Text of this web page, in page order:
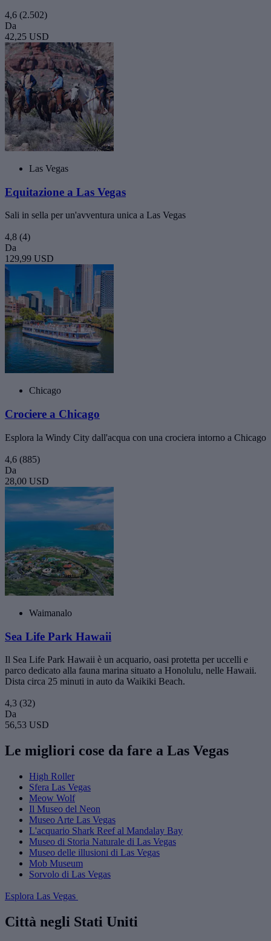
4,6 (2.502)
Da
42,25 USD
Las Vegas
Equitazione a Las Vegas
Sali in sella per un'avventura unica a Las Vegas
4,8 (4)
Da
129,99 USD
Chicago
Crociere a Chicago
Esplora la Windy City dall'acqua con una crociera intorno a Chicago
4,6 (885)
Da
28,00 USD
Waimanalo
Sea Life Park Hawaii
Il Sea Life Park Hawaii è un acquario, oasi protetta per uccelli e
parco dedicato alla fauna marina situato a Honolulu, nelle Hawaii.
Dista circa 25 minuti in auto da Waikiki Beach.
4,3 (32)
Da
56,53 USD
Le migliori cose da fare a Las Vegas
High Roller
Sfera Las Vegas
Meow Wolf
Il Museo del Neon
Museo Arte Las Vegas
L'acquario Shark Reef al Mandalay Bay
Museo di Storia Naturale di Las Vegas
Museo delle illusioni di Las Vegas
Mob Museum
Sorvolo di Las Vegas
Esplora Las Vegas
Città negli Stati Uniti